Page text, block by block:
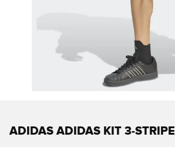
ADIDAS ADIDAS KIT 3-